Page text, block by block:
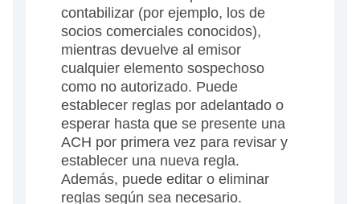
contabilizar (por ejemplo, los de
socios comerciales conocidos),
mientras devuelve al emisor
cualquier elemento sospechoso
como no autorizado. Puede
establecer reglas por adelantado o
esperar hasta que se presente una
ACH por primera vez para revisar y
establecer una nueva regla.
Además, puede editar o eliminar
reglas según sea necesario.